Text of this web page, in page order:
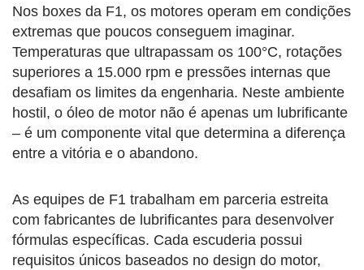
Nos boxes da F1, os motores operam em condições
extremas que poucos conseguem imaginar.
Temperaturas que ultrapassam os 100°C, rotações
superiores a 15.000 rpm e pressões internas que
desafiam os limites da engenharia. Neste ambiente
hostil, o óleo de motor não é apenas um lubrificante
– é um componente vital que determina a diferença
entre a vitória e o abandono.
As equipes de F1 trabalham em parceria estreita
com fabricantes de lubrificantes para desenvolver
fórmulas específicas. Cada escuderia possui
requisitos únicos baseados no design do motor,